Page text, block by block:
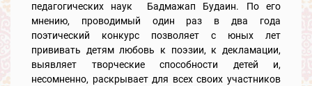
педагогических наук Бадмажап Будаин. По его
мнению, проводимый один раз в два года
поэтический конкурс позволяет с юных лет
прививать детям любовь к поэзии, к декламации,
выявляет творческие способности детей и,
несомненно, раскрывает для всех своих участников